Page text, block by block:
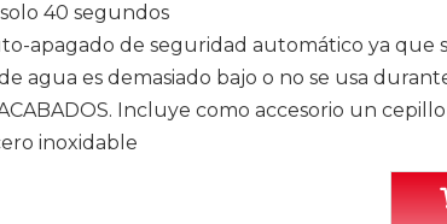
40 segundos
apagado de seguridad automático ya que
agua es demasiado bajo o no se usa
Incluye como accesorio un
inoxidable